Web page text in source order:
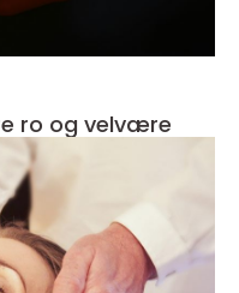
ro og velvære